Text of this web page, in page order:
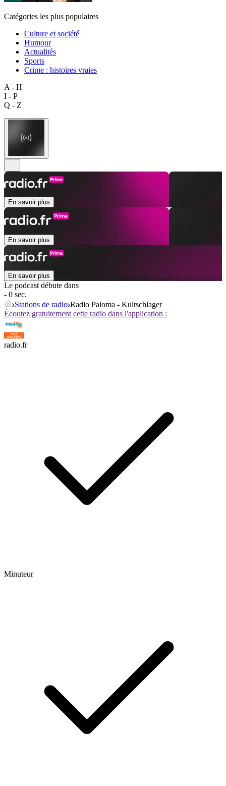
Catégories les plus populaires
Culture et société
Humour
Actualités
Sports
Crime : histoires vraies
A - H
I - P
Q - Z
En savoir plus
En savoir plus
En savoir plus
Le podcast débute dans
- 0 sec.
Stations de radio Radio Paloma - Kultschlager
Écoutez gratuitement cette radio dans l'application :
radio.fr
Minuteur